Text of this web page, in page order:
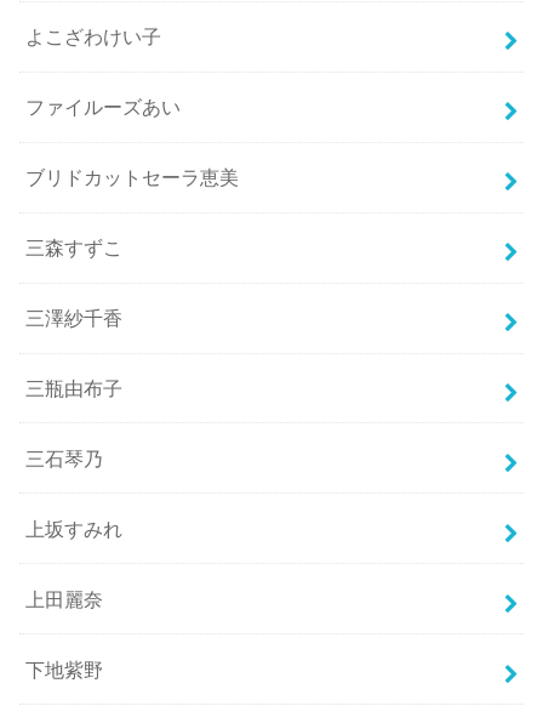
よこざわけい子
ファイルーズあい
ブリドカットセーラ恵美
三森すずこ
三澤紗千香
三瓶由布子
三石琴乃
上坂すみれ
上田麗奈
下地紫野